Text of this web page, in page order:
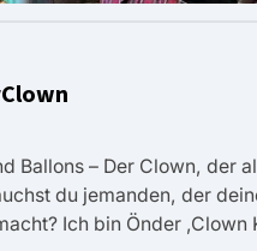
Ballons – Der Clown, der
du jemanden, der
Ich bin Önder ,Clown